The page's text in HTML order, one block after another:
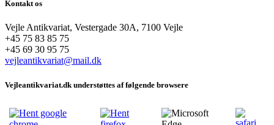
Kontakt os
Vejle Antikvariat, Vestergade 30A, 7100 Vejle
+45 75 83 85 75
+45 69 30 95 75
vejleantikvariat@mail.dk
Vejleantikvariat.dk understøttes af følgende browsere